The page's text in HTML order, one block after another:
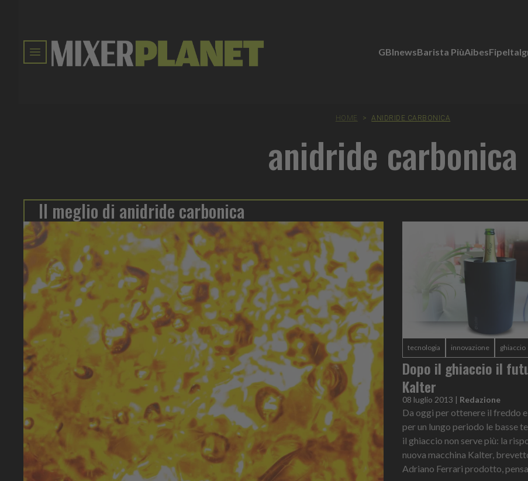
GBInewsBarista PiùAibesFipe
HOME > ANIDRIDE CARBONICA
anidride carbonica
Il meglio di anidride carbonica
tecnologia innovazione ghiaccio
Dopo il ghiaccio il
Kalter
08 luglio 2013 | Redazione
Da oggi per ottenere il freddo
per un lungo periodo le basse
il ghiaccio non serve più: la
nuova macchina Kalter,
Adriano Ferrari prodotto,